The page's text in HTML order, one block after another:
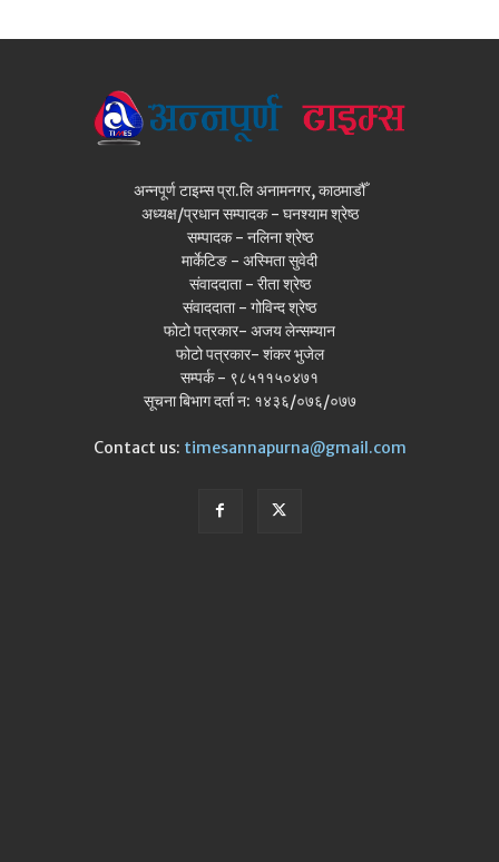
अन्नपूर्ण टाइम्स प्रा.लि अनामनगर, काठमाडौँ
अध्यक्ष/प्रधान सम्पादक - घनश्याम श्रेष्ठ
सम्पादक - नलिना श्रेष्ठ
मार्केटिङ - अस्मिता सुवेदी
संवाददाता - रीता श्रेष्ठ
संवाददाता - गोविन्द श्रेष्ठ
फोटो पत्रकार- अजय लेन्सम्यान
फोटो पत्रकार- शंकर भुजेल
सम्पर्क - ९८५११५०४७१
सूचना बिभाग दर्ता न: १४३६/०७६/०७७
Contact us: timesannapurna@gmail.com